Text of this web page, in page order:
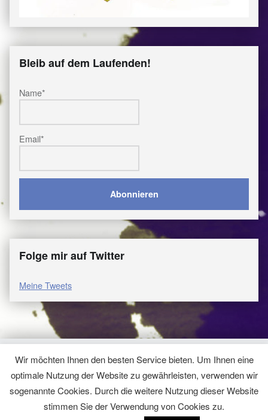
Bleib auf dem Laufenden!
Name*
Email*
Folge mir auf Twitter
Meine Tweets
© 2026Hömma, Samma |Using WordPress theme.|
Datenschutzerklärung |Back to top ↑
Wir möchten Ihnen den besten Service bieten. Um Ihnen eine
optimale Nutzung der Website zu gewährleisten, verwenden wir
sogenannte Cookies. Durch die weitere Nutzung dieser Website
stimmen Sie der Verwendung von Cookies zu.